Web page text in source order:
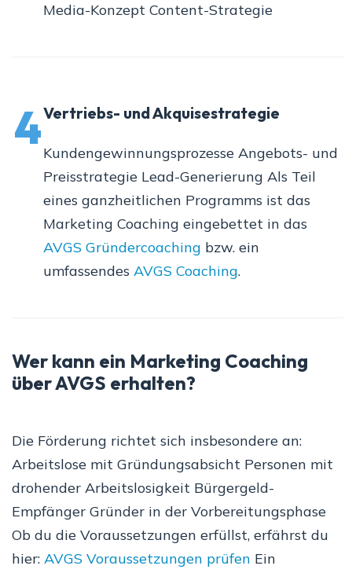
Media-Konzept Content-Strategie
4Vertriebs- und Akquisestrategie
Kundengewinnungsprozesse Angebots- und
Preisstrategie Lead-Generierung Als Teil
eines ganzheitlichen Programms ist das
Marketing Coaching eingebettet in das
AVGS Gründercoaching bzw. ein
umfassendes AVGS Coaching.
Wer kann ein Marketing Coaching
über AVGS erhalten?
Die Förderung richtet sich insbesondere an:
Arbeitslose mit Gründungsabsicht Personen mit
drohender Arbeitslosigkeit Bürgergeld-
Empfänger Gründer in der Vorbereitungsphase
Ob du die Voraussetzungen erfüllst, erfährst du
hier: AVGS Voraussetzungen prüfen Ein